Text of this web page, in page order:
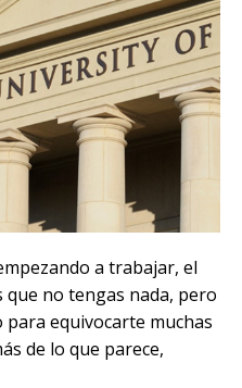
a trabajar, el
no tengas nada, pero
equivocarte muchas
de lo que parece,